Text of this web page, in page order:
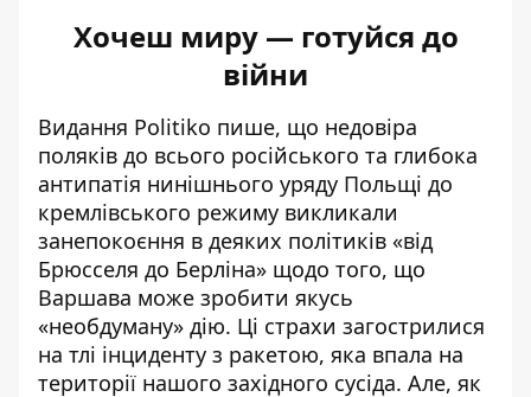
Хочеш миру — готуйся до
війни
Видання Politiko пише, що недовіра
поляків до всього російського та глибока
антипатія нинішнього уряду Польщі до
кремлівського режиму викликали
занепокоєння в деяких політиків «від
Брюсселя до Берліна» щодо того, що
Варшава може зробити якусь
«необдуману» дію. Ці страхи загострилися
на тлі інциденту з ракетою, яка впала на
території нашого західного сусіда. Але, як